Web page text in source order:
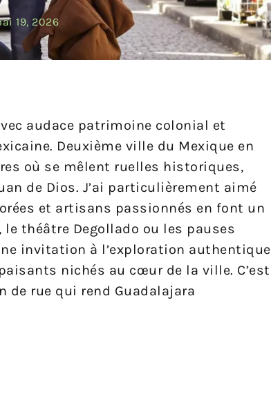
19, 2026
audace patrimoine colonial et
Deuxième ville du Mexique en
où se mêlent ruelles historiques,
de Dios. J’ai particulièrement aimé
et artisans passionnés en font un
théâtre Degollado ou les pauses
invitation à l’exploration authentique
nichés au cœur de la ville. C’est
de rue qui rend Guadalajara